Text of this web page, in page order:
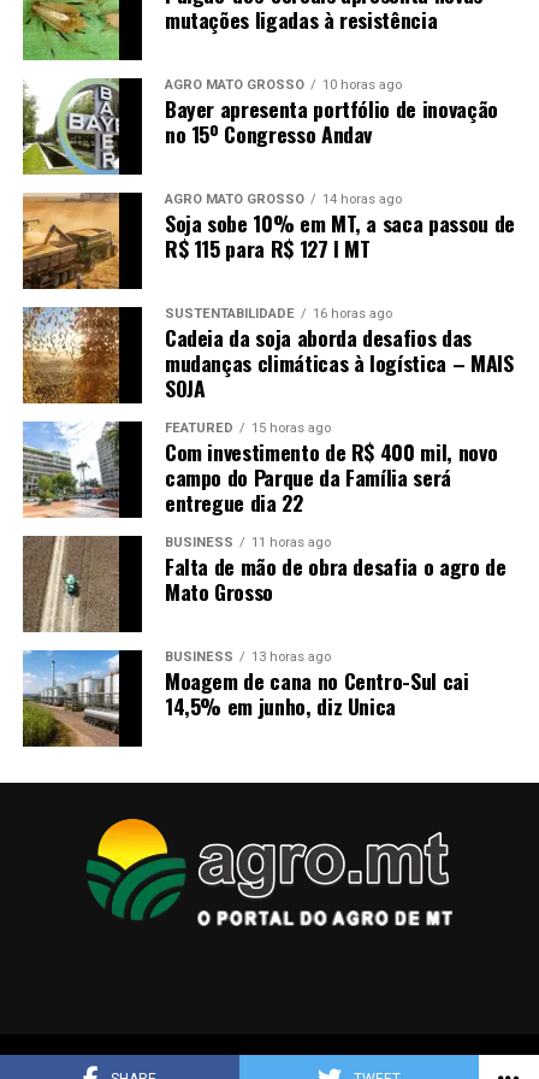
maneira, o sistema precisa registrar uma redução
significativa da pressão central em cerca de 24 horas.
O fenômeno costuma ocorrer quando massas de ar frio
encontram áreas de ar mais quente, criando condições
favoráveis para uma rápida intensificação do sistema.
Frio deve avançar após passagem
do ciclone
Depois da atuação do ciclone e da passagem da frente
fria, uma massa de ar frio deve provocar queda nas
temperaturas. A previsão indica que o frio deve se
intensificar na Região Sul a partir de domingo (9) e
avançar para áreas do Centro-Oeste e Sudeste nos dias
seguintes.
A orientação é que moradores acompanhem as
atualizações dos órgãos de meteorologia, já que
mudanças na rota e na força do ciclone podem alterar
os efeitos previstos.
mutações ligadas à resistência
AGRO MATO GROSSO 10 horas ago
Bayer apresenta portfólio de inovação
no 15º Congresso Andav
AGRO MATO GROSSO 14 horas ago
Soja sobe 10% em MT, a saca passou de
R$ 115 para R$ 127 I MT
SUSTENTABILIDADE 16 horas ago
Cadeia da soja aborda desafios das
mudanças climáticas à logística – MAIS
SOJA
FEATURED 15 horas ago
Com investimento de R$ 400 mil, novo
campo do Parque da Família será
entregue dia 22
BUSINESS 11 horas ago
Falta de mão de obra desafia o agro de
Mato Grosso
BUSINESS 13 horas ago
Moagem de cana no Centro-Sul cai
14,5% em junho, diz Unica
Copyright © 2025 agro.mt